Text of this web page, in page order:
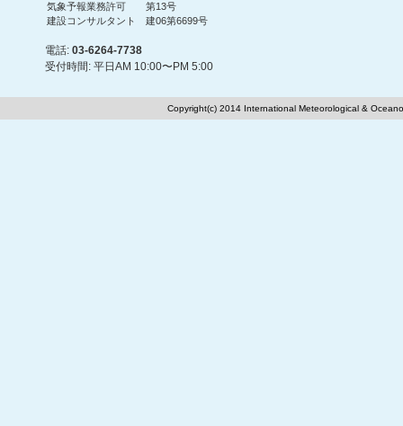
気象予報業務許可 第13号
建設コンサルタント 建06第6699号
電話: 03-6264-7738
受付時間: 平日AM 10:00〜PM 5:00
Copyright(c) 2014 International Meteorological &